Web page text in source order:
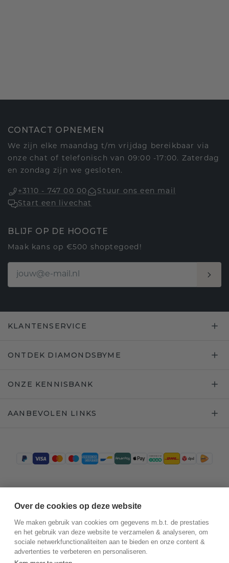
CONTACT OPNEMEN
We zijn elke maandag t/m vrijdag bereikbaar via
onze chat of telefonisch van 09:00 -17:00. Zaterdag
en zondag zijn we gesloten.
+3110 - 747 00 00
Stuur ons een mail
Start een livechat
BLIJF OP DE HOOGTE
Maak kans op €500 shoptegoed!
KLANTENSERVICE
ONTDEK DIAMONDSBYME
ONZE KENNISBANK
AANBEVOLEN LINKS
Over de cookies op deze website
We maken gebruik van cookies om gegevens m.b.t. de prestaties
en het gebruik van deze website te verzamelen & analyseren, om
sociale netwerkfunctionaliteiten aan te bieden en onze content &
advertenties te verbeteren en personaliseren.